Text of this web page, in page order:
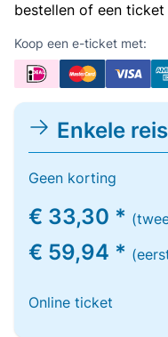
bestellen of een
Koop een e-ticket met:
Enkele reis
Geen korting
€ 33,30 *
€ 59,94 *
Online ticket